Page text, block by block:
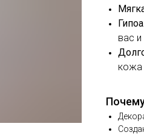
вас
кожа